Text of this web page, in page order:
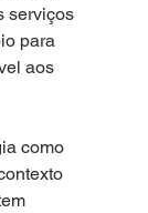
serviços
para
aos
como